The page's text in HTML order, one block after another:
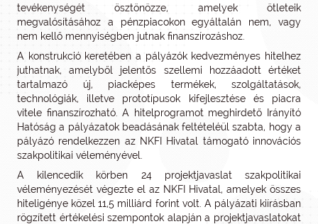
tevékenységét ösztönözze, amelyek ötleteik
megvalósításához a pénzpiacokon egyáltalán nem, vagy
nem kellő mennyiségben jutnak finanszírozáshoz.
A konstrukció keretében a pályázók kedvezményes hitelhez
juthatnak, amelyből jelentős szellemi hozzáadott értéket
tartalmazó új, piacképes termékek, szolgáltatások,
technológiák, illetve prototípusok kifejlesztése és piacra
vitele finanszírozható. A hitelprogramot meghirdető Irányító
Hatóság a pályázatok beadásának feltételéül szabta, hogy a
pályázó rendelkezzen az NKFI Hivatal támogató innovációs
szakpolitikai véleményével.
A kilencedik körben 24 projektjavaslat szakpolitikai
véleményezését végezte el az NKFI Hivatal, amelyek összes
hiteligénye közel 11,5 milliárd forint volt. A pályázati kiírásban
rögzített értékelési szempontok alapján a projektjavaslatokat